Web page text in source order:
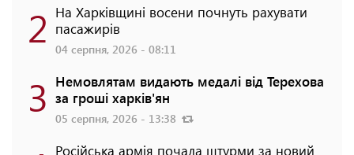
2 На Харківщині восени почнуть рахувати
пасажирів
04 серпня, 2026 - 08:11
3 Немовлятам видають медалі від Терехова
за гроші харків'ян
05 серпня, 2026 - 13:38
Російська армія почала штурми за новий